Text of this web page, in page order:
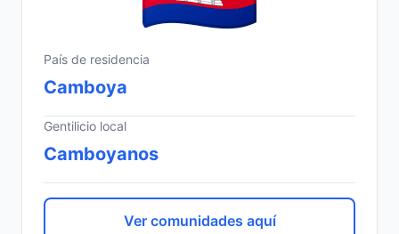
País de residencia
Camboya
Gentilicio local
Camboyanos
Ver comunidades aquí